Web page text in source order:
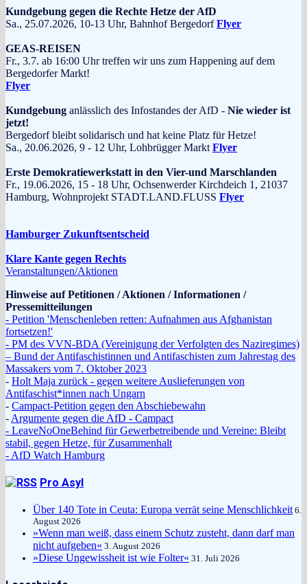
Kundgebung gegen die Rechte Hetze der AfD
Sa., 25.07.2026, 10-13 Uhr, Bahnhof BergedorfFlyer
GEAS-REISEN
Fr., 3.7. ab 16:00 Uhr treffen wir uns zum Happening auf dem
Bergedorfer Markt!
Flyer
Kundgebung anlässlich des Infostandes der AfD - Nie wieder ist
jetzt!
Bergedorf bleibt solidarisch und hat keine Platz für Hetze!
Sa., 20.06.2026, 9 - 12 Uhr, Lohbrügger Markt Flyer
Erste Demokratiewerkstatt in den Vier-und Marschlanden
Fr., 19.06.2026, 15 - 18 Uhr, Ochsenwerder Kirchdeich 1, 21037
Hamburg, Wohnprojekt STADT.LAND.FLUSS Flyer
Hamburger Zukunftsentscheid
Klare Kante gegen Rechts
Veranstaltungen/Aktionen
Hinweise auf Petitionen / Aktionen / Informationen /
Pressemitteilungen
- Petition 'Menschenleben retten: Aufnahmen aus Afghanistan
fortsetzen!'
- PM des VVN-BDA (Vereinigung der Verfolgten des Naziregimes)
– Bund der Antifaschistinnen und Antifaschisten zum Jahrestag des
Massakers vom 7. Oktober 2023
- Holt Maja zurück - gegen weitere Auslieferungen von
Antifaschist*innen nach Ungarn
- Campact-Petition gegen den Abschiebewahn
- Argumente gegen die AfD - Campact
- LeaveNoOneBehind für Gewerbetreibende und Vereine: Bleibt
stabil, gegen Hetze, für Zusammenhalt
- AfD Watch Hamburg
Pro Asyl
Über 140 Tote in Ceuta: Europa verrät seine Menschlichkeit 6.
August 2026
»Wenn man weiß, dass einem Schutz zusteht, dann darf man
nicht aufgeben« 3. August 2026
»Diese Ungewissheit ist wie Folter« 31. Juli 2026